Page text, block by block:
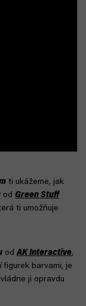
ti ukážeme, jak
od Green Stuff
ti umožňuje
odAK Interactive,
figurek barvami, je
ji opravdu